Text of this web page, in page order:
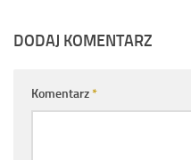
DODAJ KOMENTARZ
Komentarz*